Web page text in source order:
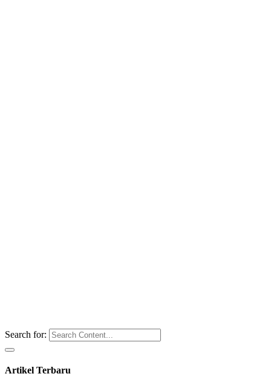
Search for:
Artikel Terbaru